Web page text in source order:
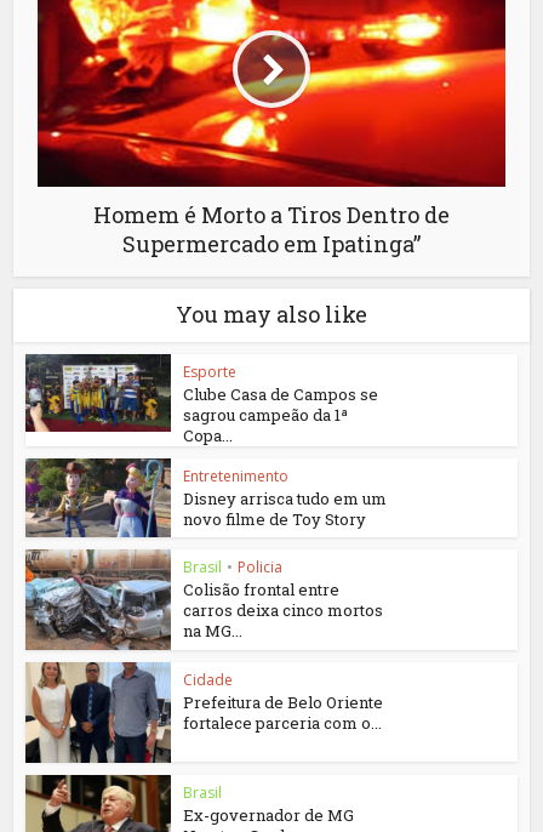
Homem é Morto a Tiros Dentro de
Supermercado em Ipatinga”
You may also like
Esporte
Clube Casa de Campos se
sagrou campeão da 1ª
Copa...
Entretenimento
Disney arrisca tudo em um
novo filme de Toy Story
Brasil • Policia
Colisão frontal entre
carros deixa cinco mortos
na MG...
Cidade
Prefeitura de Belo Oriente
fortalece parceria com o...
Brasil
Ex-governador de MG